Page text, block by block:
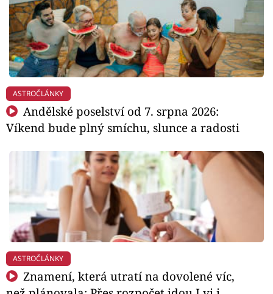
ASTROČLÁNKY
Andělské poselství od 7. srpna 2026:
Víkend bude plný smíchu, slunce a radosti
ASTROČLÁNKY
Znamení, která utratí na dovolené víc,